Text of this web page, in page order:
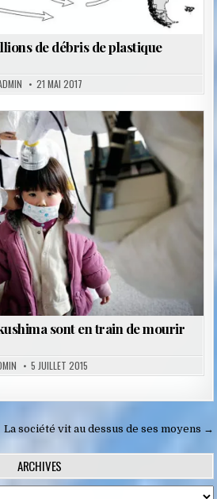
de débris de plastique
21 MAI 2017
Posted
sont en train de mourir
5 JUILLET 2015
La société vit au dessus de ses moyens →
ARCHIVES